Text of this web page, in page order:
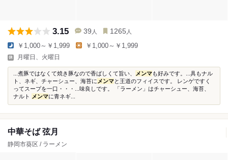
3.15 39 人 1265 人
￥1,000～￥1,999 ￥1,000～￥1,999
月曜日、火曜日
...煮豚ではなくて焼き豚なので香ばしくて旨い、 メンマも好みです。...具もナル
ト、ネギ、チャーシュー、海苔に メンマと王道のフィイスです。 レンゲですく
ってスープを一口・・・...味良しです。 「ラーメン」はチャーシュー、海苔、
ナルト メンマに青ネギ...
中華そば 弦月
静岡市葵区 / ラーメン